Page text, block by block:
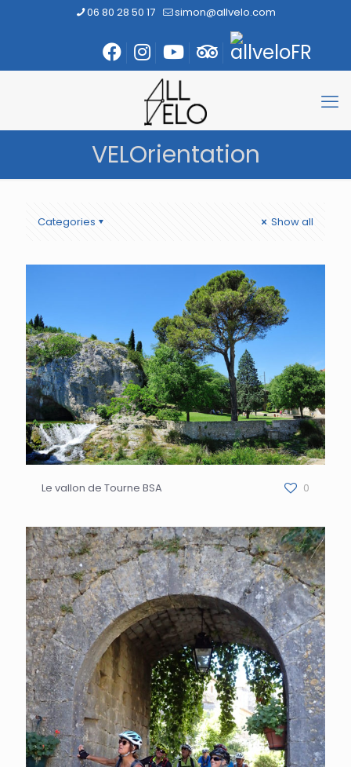
06 80 28 50 17 simon@allvelo.com
VELOrientation
Categories Show all
Le vallon de Tourne BSA 0